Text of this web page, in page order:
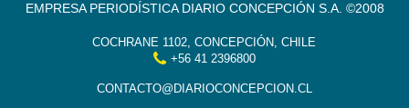
EMPRESA PERIODÍSTICA DIARIO CONCEPCIÓN S.A. ©2008
COCHRANE 1102, CONCEPCIÓN, CHILE
+56 41 2396800
CONTACTO@DIARIOCONCEPCION.CL